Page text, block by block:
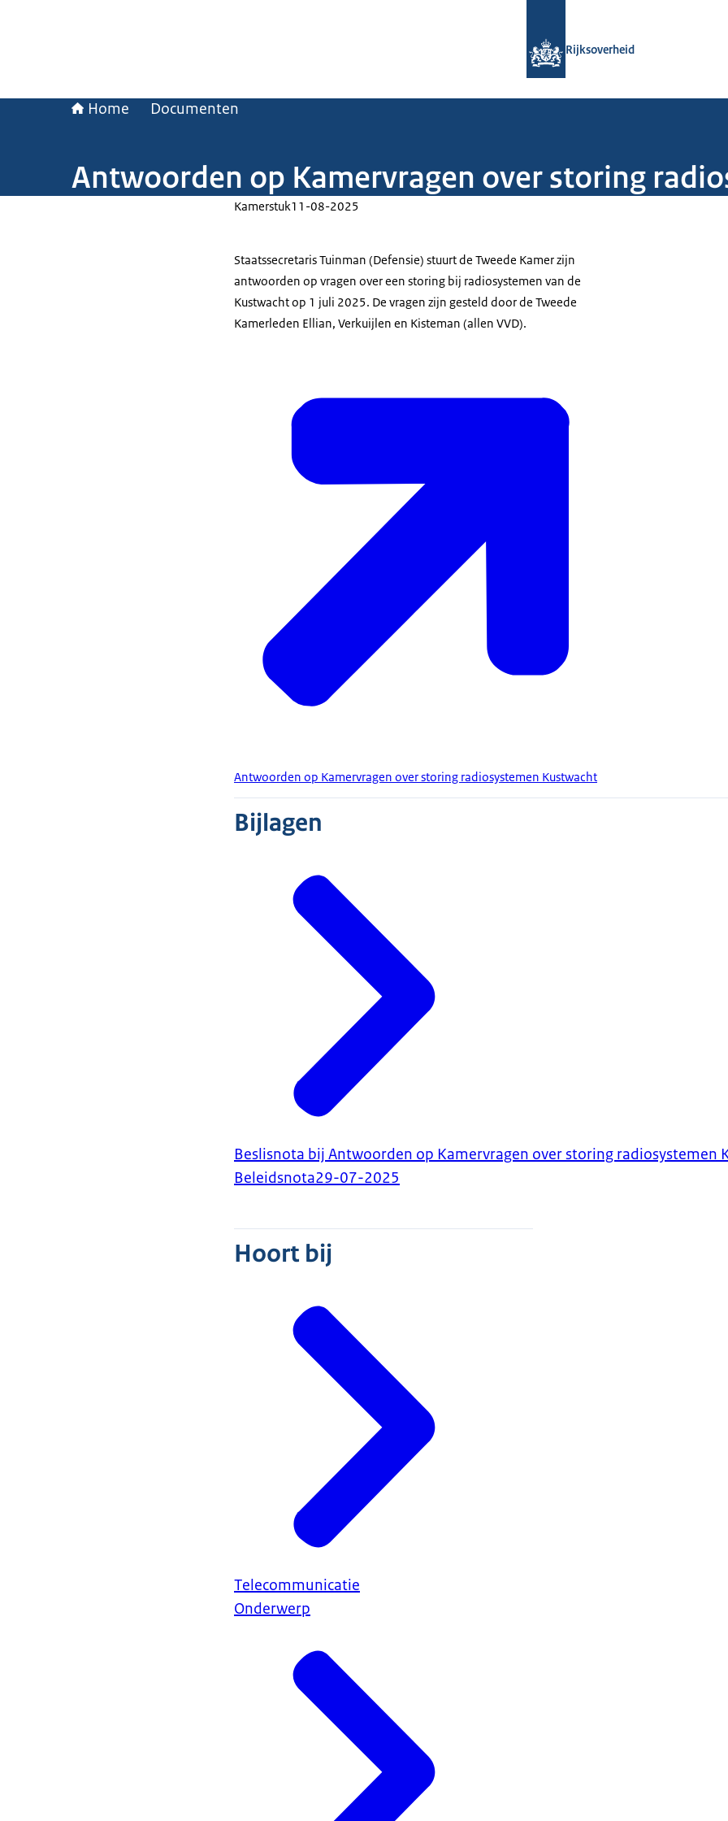
Rijksoverheid
Home Documenten
Antwoorden op Kamervragen over storing
Kamerstuk11-08-2025
Staatssecretaris Tuinman (Defensie) stuurt de Tweede Kamer zijn
antwoorden op vragen over een storing bij radiosystemen van de
Kustwacht op 1 juli 2025. De vragen zijn gesteld door de Tweede
Kamerleden Ellian, Verkuijlen en Kisteman (allen VVD).
Antwoorden op Kamervragen over storing radiosystemen Kustwacht
Bijlagen
Beslisnota bij Antwoorden op Kamervragen over storing radiosystemen
Beleidsnota29-07-2025
Hoort bij
Telecommunicatie
Onderwerp